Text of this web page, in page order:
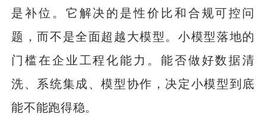
是补位。它解决的是性价比和合规可控问
题，而不是全面超越大模型。小模型落地的
门槛在企业工程化能力。能否做好数据清
洗、系统集成、模型协作，决定小模型到底
能不能跑得稳。